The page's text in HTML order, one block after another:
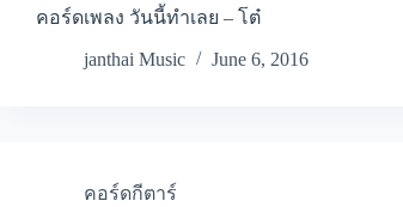
คอร์ดเพลง วันนี้ทำเลย – โต๋
janthai Music June 6, 2016
คอร์ดกีตาร์